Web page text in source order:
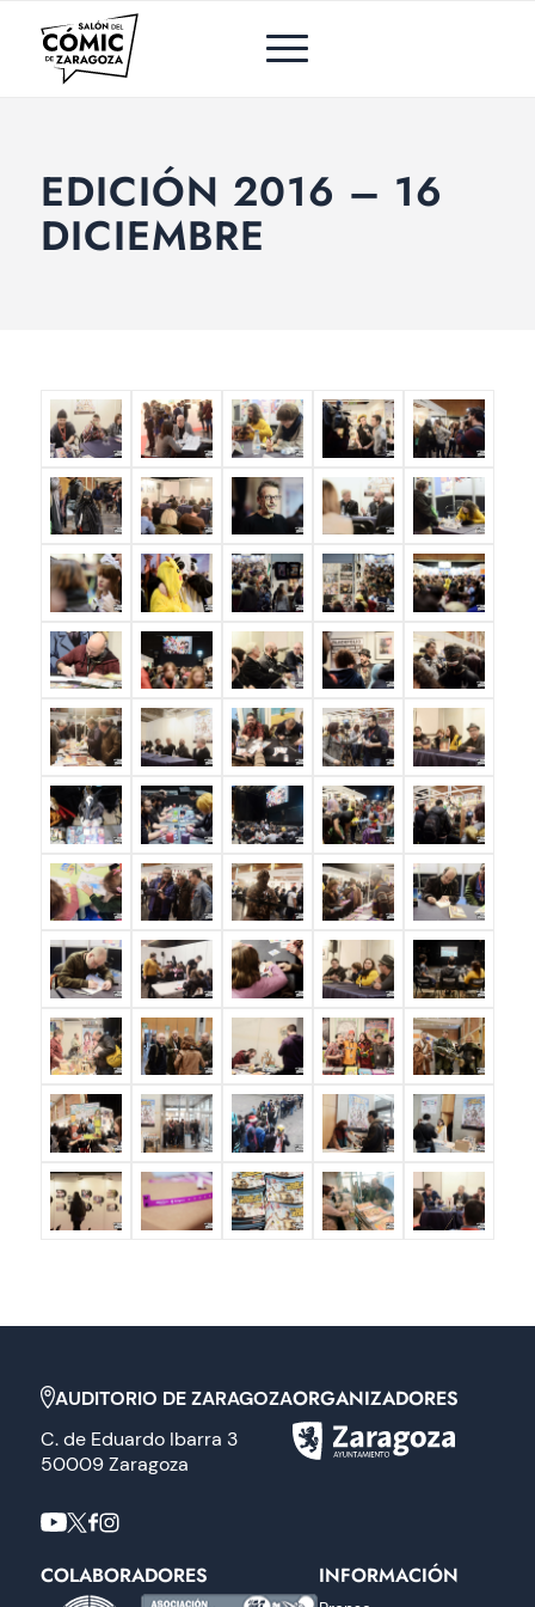
EDICIÓN 2016 – 16
DICIEMBRE
AUDITORIO DE ZARAGOZA
C. de Eduardo Ibarra 3
50009 Zaragoza
ORGANIZADORES
COLABORADORES INFORMACIÓN